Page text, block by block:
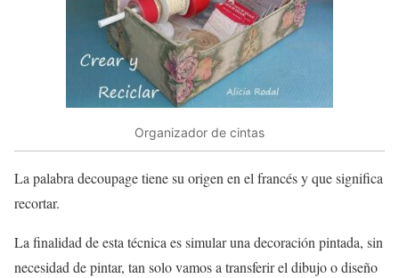
Organizador de cintas
La palabra decoupage tiene su origen en el francés y que significa
recortar.
La finalidad de esta técnica es simular una decoración pintada, sin
necesidad de pintar, tan solo vamos a transferir el dibujo o diseño